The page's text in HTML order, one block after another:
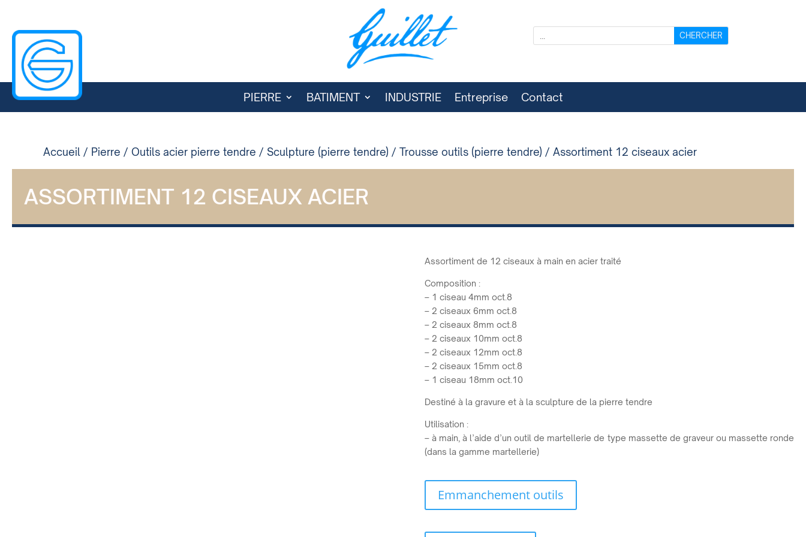
PIERRE BATIMENT INDUSTRIE Entreprise Contact
Accueil / Pierre / Outils acier pierre tendre / Sculpture (pierre tendre) / Trousse outils (pierre tendre) / Assortiment 12 ciseaux acier
ASSORTIMENT 12 CISEAUX ACIER
Assortiment de 12 ciseaux à main en acier traité
Composition :
– 1 ciseau 4mm oct.8
– 2 ciseaux 6mm oct.8
– 2 ciseaux 8mm oct.8
– 2 ciseaux 10mm oct.8
– 2 ciseaux 12mm oct.8
– 2 ciseaux 15mm oct.8
– 1 ciseau 18mm oct.10
Destiné à la gravure et à la sculpture de la pierre tendre
Utilisation :
– à main, à l’aide d’un outil de martellerie de type massette de graveur ou massette ronde
(dans la gamme martellerie)
Emmanchement outils